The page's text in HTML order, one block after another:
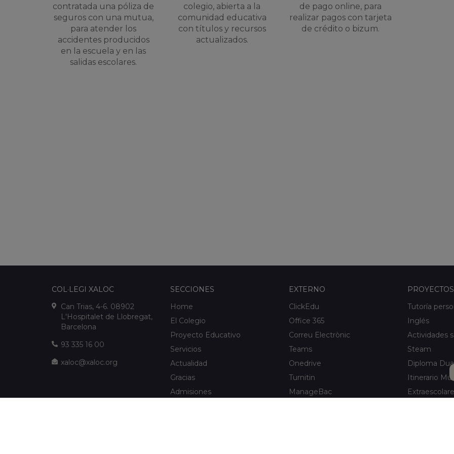
contratada una póliza de
seguros con una mutua,
para atender los
accidentes producidos
en la escuela y en las
salidas escolares.
colegio, abierta a la
comunidad educativa
con títulos y recursos
actualizados.
de pago online, para
realizar pagos con tarjeta
de crédito o bizum.
COL·LEGI XALOC
Can Trias, 4-6. 08902
L'Hospitalet de Llobregat,
Barcelona
93 335 16 00
xaloc@xaloc.org
SECCIONES
Home
El Colegio
Proyecto Educativo
Servicios
Actualidad
Gracias
Admisiones
EXTERNO
ClickEdu
Office 365
Correu Electrònic
Teams
Onedrive
Turnitin
ManageBac
PROYECTOS
Tutoría
Inglés
Actividades
Steam
Diploma
Itinerario